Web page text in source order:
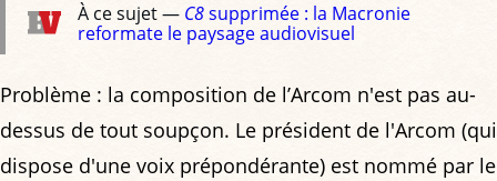
À ce sujet — C8supprimée : la Macronie
reformate le paysage audiovisuel
Problème : la composition de l’Arcom n'est pas au-
dessus de tout soupçon. Le président de l'Arcom (qui
dispose d'une voix prépondérante) est nommé par le